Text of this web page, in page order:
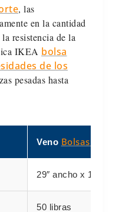
, las
en la cantidad
resistencia de la
IKEA bolsa
de los
pesadas hasta
Veno Bolsas de
29″ ancho x 13″ alto x
50 libras